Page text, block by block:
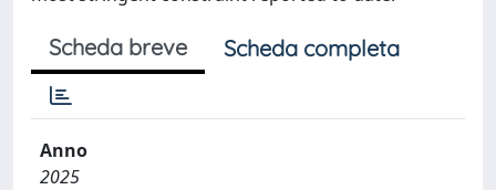
Scheda breve Scheda completa
Anno
2025